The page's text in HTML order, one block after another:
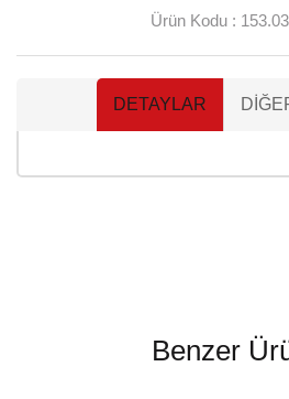
Ürün Kodu :
DETAYLAR
Benzer